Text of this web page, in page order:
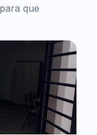
que